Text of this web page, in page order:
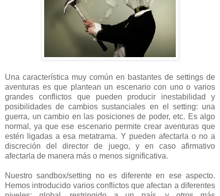
Una característica muy común en bastantes de settings de
aventuras es que plantean un escenario con uno o varios
grandes conflictos que pueden producir inestabilidad y
posibilidades de cambios sustanciales en el setting: una
guerra, un cambio en las posiciones de poder, etc. Es algo
normal, ya que ese escenario permite crear aventuras que
estén ligadas a esa metatrama. Y pueden afectarla o no a
discreción del director de juego, y en caso afirmativo
afectarla de manera más o menos significativa.
Nuestro sandbox/setting no es diferente en ese aspecto.
Hemos introducido varios conflictos que afectan a diferentes